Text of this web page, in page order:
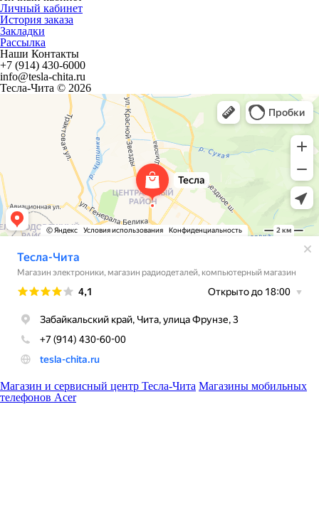
Личный кабинет
История заказа
Закладки
Рассылка
Наши Контакты
+7 (914) 430-6000
info@tesla-chita.ru
Тесла-Чита © 2026
Магазин и сервисный центр Тесла-Чита Магазины мобильных
телефонов Acer